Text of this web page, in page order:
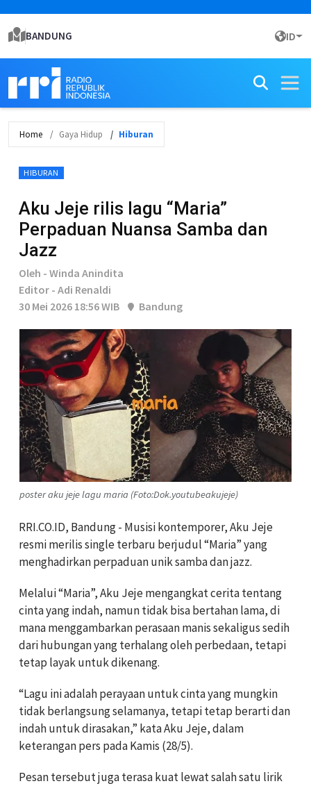
BANDUNG ID
Home Gaya Hidup Hiburan
HIBURAN
Aku Jeje rilis lagu “Maria”
Perpaduan Nuansa Samba dan
Jazz
Oleh - Winda Anindita
Editor - Adi Renaldi
30 Mei 2026 18:56 WIB
Bandung
poster aku jeje lagu maria (Foto:Dok.youtubeakujeje)
RRI.CO.ID, Bandung - Musisi kontemporer, Aku Jeje
resmi merilis single terbaru berjudul “Maria” yang
menghadirkan perpaduan unik samba dan jazz.
Melalui “Maria”, Aku Jeje mengangkat cerita tentang
cinta yang indah, namun tidak bisa bertahan lama, di
mana menggambarkan perasaan manis sekaligus sedih
dari hubungan yang terhalang oleh perbedaan, tetapi
tetap layak untuk dikenang.
“Lagu ini adalah perayaan untuk cinta yang mungkin
tidak berlangsung selamanya, tetapi tetap berarti dan
indah untuk dirasakan,” kata Aku Jeje, dalam
keterangan pers pada Kamis (28/5).
Pesan tersebut juga terasa kuat lewat salah satu lirik